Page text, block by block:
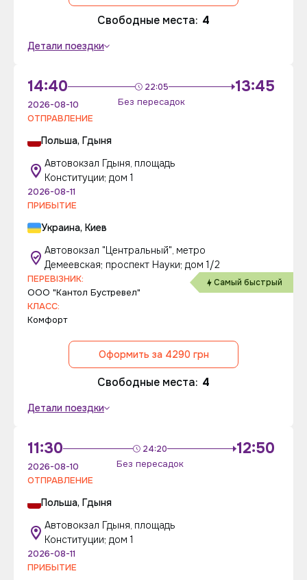
Свободные места: 4
Детали поездки
14:40 22:05
Без пересадок
13:45
2026-08-10
ОТПРАВЛЕНИЕ
Польша, Гдыня
Автовокзал Гдыня, площадь
Конституции; дом 1
2026-08-11
ПРИБЫТИЕ
Украина, Киев
Автовокзал "Центральный", метро
Демеевская; проспект Науки; дом 1/2
Самый быстрый
ПЕРЕВІЗНИК:
ООО "Кантол Бустревел"
КЛАСС:
Комфорт
Оформить за 4290 грн
Свободные места: 4
Детали поездки
11:30 24:20
Без пересадок
12:50
2026-08-10
ОТПРАВЛЕНИЕ
Польша, Гдыня
Автовокзал Гдыня, площадь
Конституции; дом 1
2026-08-11
ПРИБЫТИЕ